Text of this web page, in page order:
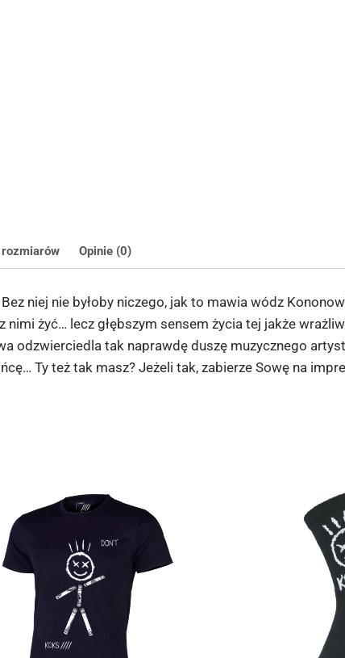
rozmiarów Opinie (0)
niej nie byłoby niczego, jak to mawia wódz
żyć… lecz głębszym sensem życia tej jakże
odzwierciedla tak naprawdę duszę muzycznego
Ty też tak masz? Jeżeli tak, zabierze Sowę na